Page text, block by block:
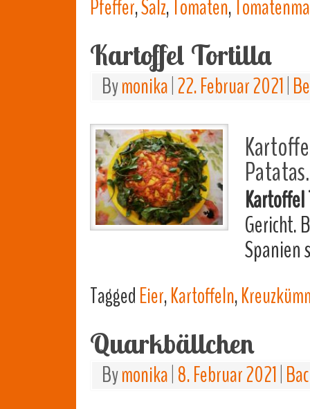
Pfeffer,Salz, Tomaten,
Kartoffel Tortilla
Bymonika 22. Februar 2021
Patatas.
Gericht.
Spanien
TaggedEier,Kartoffeln,
Quarkbällchen
Bymonika 8. Februar 2021